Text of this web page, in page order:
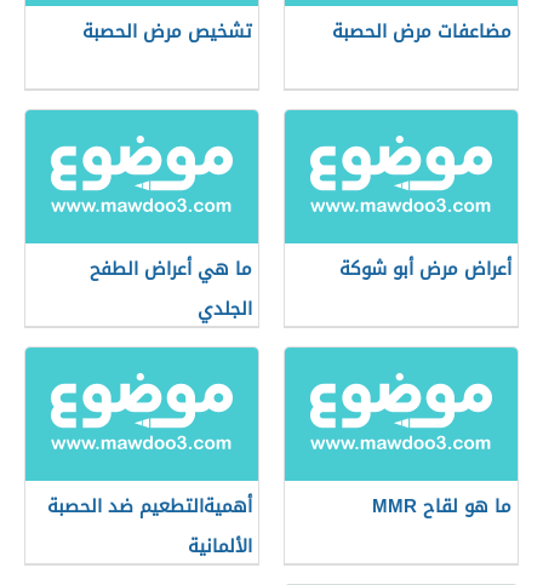
مضاعفات مرض الحصبة تشخيص مرض الحصبة
أعراض مرض أبو شوكة
ما هي أعراض الطفح
الجلدي
ما هو لقاح MMR
أهميةالتطعيم ضد الحصبة
الألمانية